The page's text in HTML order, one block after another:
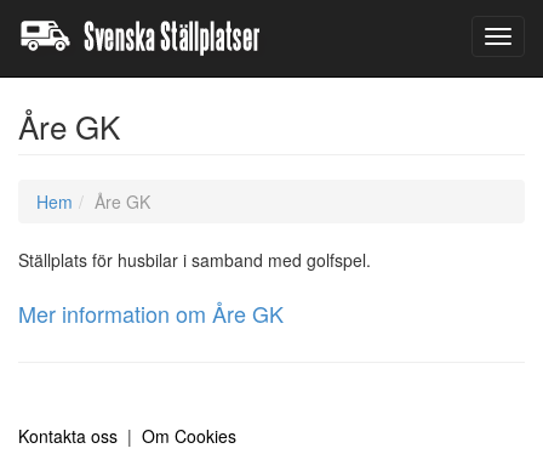
Åre GK
Hem Åre GK
Ställplats för husbilar i samband med golfspel.
Mer information om Åre GK
Kontakta oss | Om Cookies